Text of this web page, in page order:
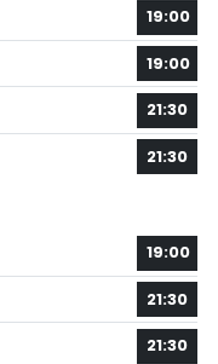
19:00
19:00
21:30
21:30
19:00
21:30
21:30